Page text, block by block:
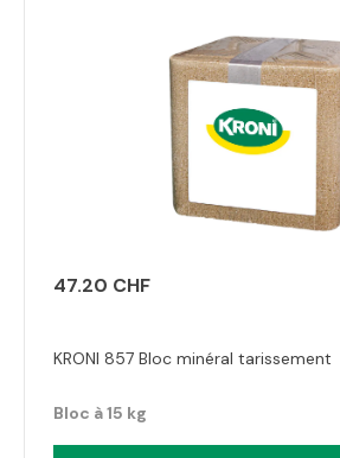
47.20 CHF
KRONI 857 Bloc minéral tarissement
Bloc à 15 kg